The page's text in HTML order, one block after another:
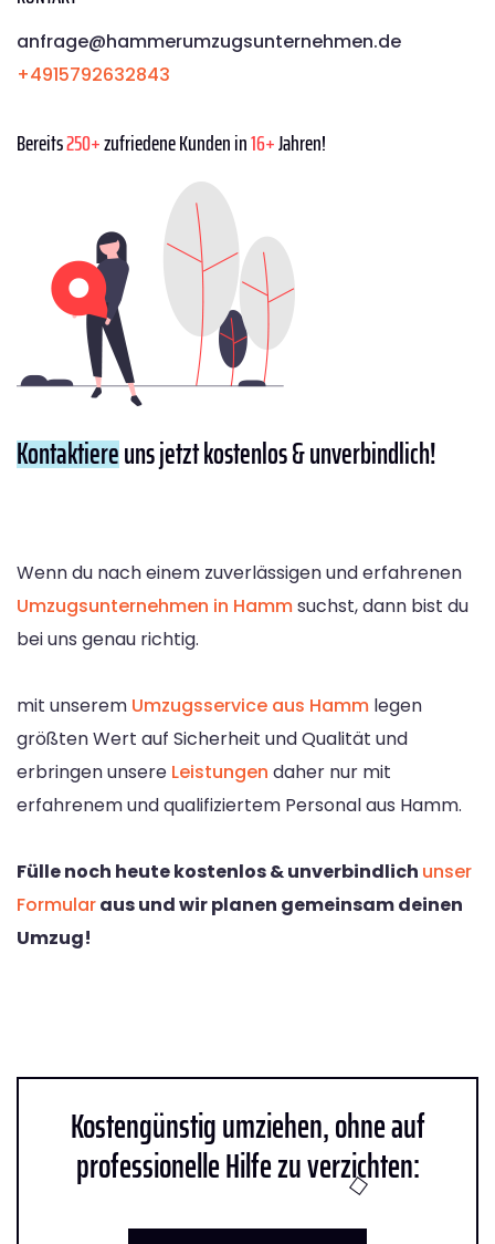
anfrage@hammerumzugsunternehmen.de
+4915792632843
Bereits250+zufriedene Kunden in16+Jahren!
Kontaktiereuns jetzt kostenlos & unverbindlich!
Wenn du nach einem zuverlässigen und erfahrenen
Umzugsunternehmen in Hammsuchst, dann bist du
bei uns genau richtig.
mit unserem Umzugsservice aus Hamm legen
größten Wert auf Sicherheit und Qualität und
erbringen unsere Leistungen daher nur mit
erfahrenem und qualifiziertem Personal aus Hamm.
Fülle noch heute kostenlos & unverbindlich unser
Formularaus und wir planen gemeinsam deinen
Umzug!
Kostengünstig umziehen, ohne auf
professionelle Hilfe zu verzichten: